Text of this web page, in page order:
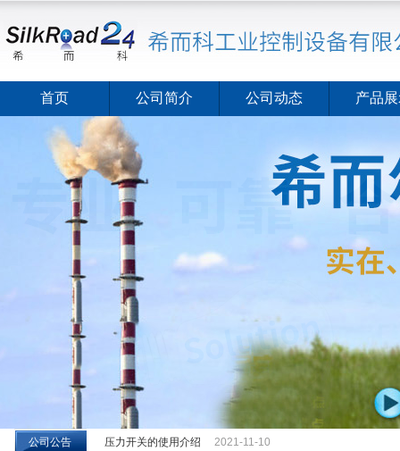
首页 公司简介 公司动态 产品
公司公告 压力开关的使用介绍 2021-11-10